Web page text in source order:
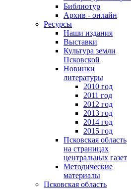
Библиотур
Архив - онлайн
Ресурсы
Наши издания
Выставки
Культура земли
Псковской
Новинки
литературы
2010 год
2011 год
2012 год
2013 год
2014 год
2015 год
Псковская область
на страницах
центральных газет
Методические
материалы
Псковская область